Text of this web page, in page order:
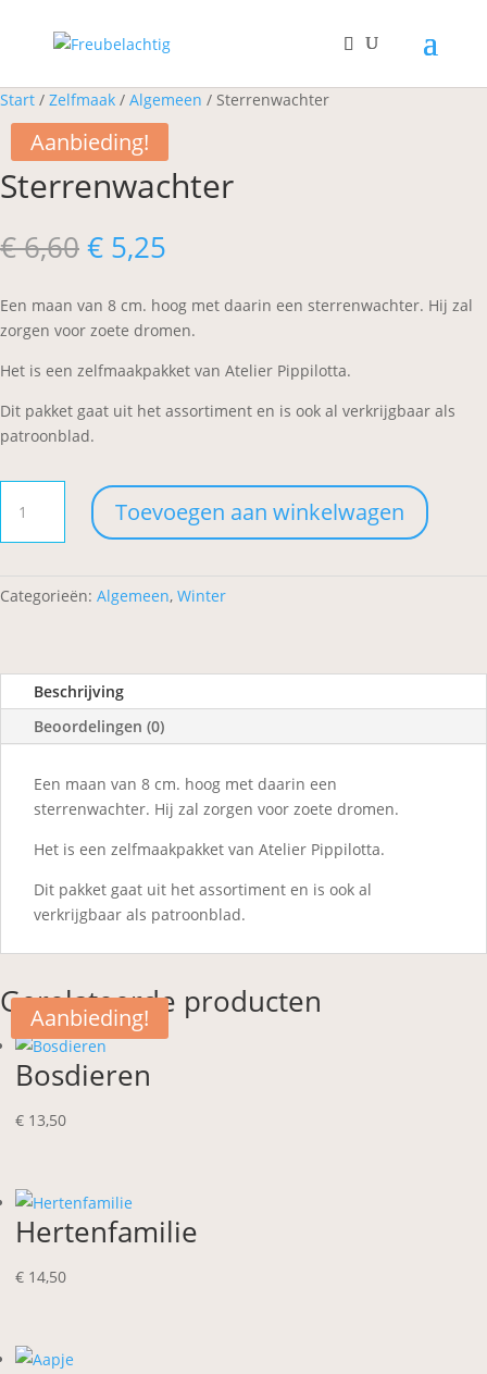
Start / Zelfmaak / Algemeen / Sterrenwachter
Aanbieding!
Sterrenwachter
€6,60Oorspronkelijke
prijs
was:
€ 6,60.
€ 5,25
is:
€ 5,25.
Een maan van 8 cm. hoog met daarin een sterrenwachter. Hij zal
zorgen voor zoete dromen.
Het is een zelfmaakpakket van Atelier Pippilotta.
Dit pakket gaat uit het assortiment en is ook al verkrijgbaar als
patroonblad.
Sterrenwachter
aantal
Toevoegen aan winkelwagen
Categorieën: Algemeen, Winter
Beschrijving
Beoordelingen (0)
Een maan van 8 cm. hoog met daarin een
sterrenwachter. Hij zal zorgen voor zoete dromen.
Het is een zelfmaakpakket van Atelier Pippilotta.
Dit pakket gaat uit het assortiment en is ook al
verkrijgbaar als patroonblad.
Gerelateerde producten
Bosdieren
€ 13,50
Hertenfamilie
€ 14,50
Aanbieding!